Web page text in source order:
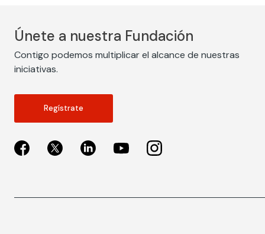
Únete a nuestra Fundación
Contigo podemos multiplicar el alcance de nuestras
iniciativas.
Regístrate